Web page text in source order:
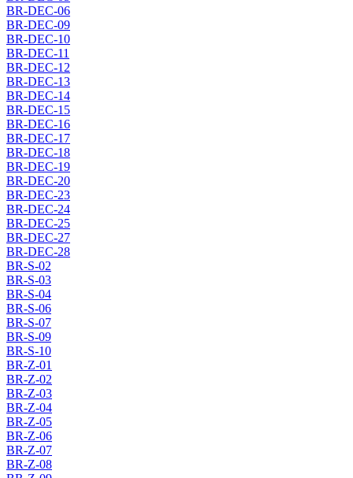
BR-DEC-06
BR-DEC-09
BR-DEC-10
BR-DEC-11
BR-DEC-12
BR-DEC-13
BR-DEC-14
BR-DEC-15
BR-DEC-16
BR-DEC-17
BR-DEC-18
BR-DEC-19
BR-DEC-20
BR-DEC-23
BR-DEC-24
BR-DEC-25
BR-DEC-27
BR-DEC-28
BR-S-02
BR-S-03
BR-S-04
BR-S-06
BR-S-07
BR-S-09
BR-S-10
BR-Z-01
BR-Z-02
BR-Z-03
BR-Z-04
BR-Z-05
BR-Z-06
BR-Z-07
BR-Z-08